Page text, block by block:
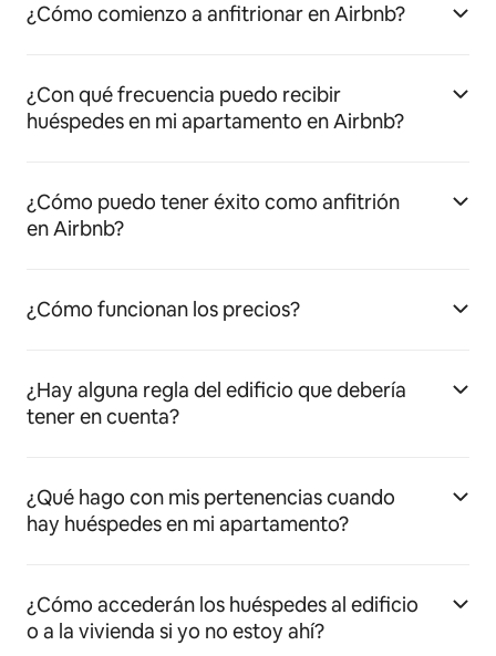
¿Cómo comienzo a anfitrionar en Airbnb?
¿Con qué frecuencia puedo recibir
huéspedes en mi apartamento en Airbnb?
¿Cómo puedo tener éxito como anfitrión
en Airbnb?
¿Cómo funcionan los precios?
¿Hay alguna regla del edificio que debería
tener en cuenta?
¿Qué hago con mis pertenencias cuando
hay huéspedes en mi apartamento?
¿Cómo accederán los huéspedes al edificio
o a la vivienda si yo no estoy ahí?